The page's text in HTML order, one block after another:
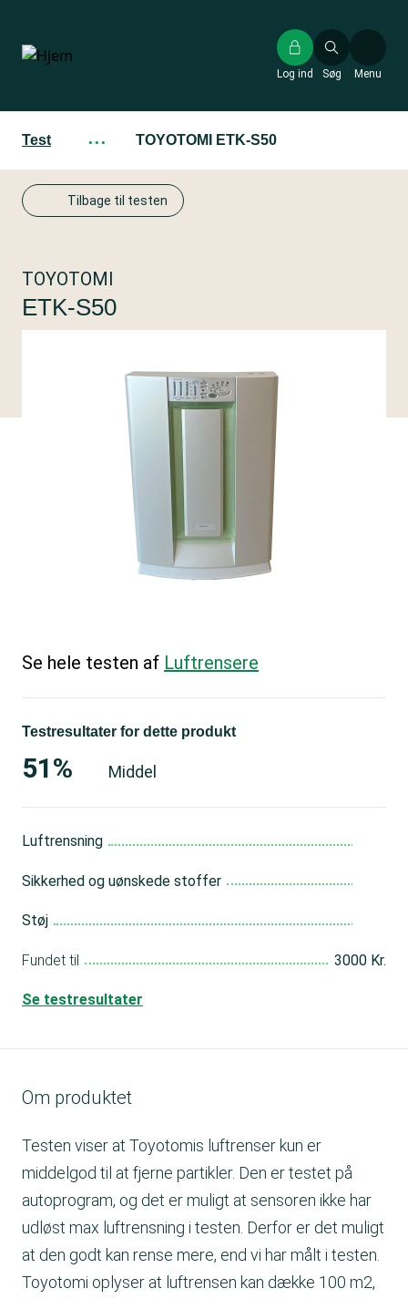
hovedindhold
Søg
Log ind Menu
Test ··· TOYOTOMI ETK-S50
Tilbage til testen
TOYOTOMI
ETK-S50
Se hele testen af Luftrensere
Testresultater for dette produkt
51% Middel
Luftrensning
Sikkerhed og uønskede stoffer
Støj
Fundet til 3000 Kr.
Se testresultater
Om produktet
Testen viser at Toyotomis luftrenser kun er
middelgod til at fjerne partikler. Den er testet på
autoprogram, og det er muligt at sensoren ikke har
udløst max luftrensning i testen. Derfor er det muligt
at den godt kan rense mere, end vi har målt i testen.
Toyotomi oplyser at luftrensen kan dække 100 m2,